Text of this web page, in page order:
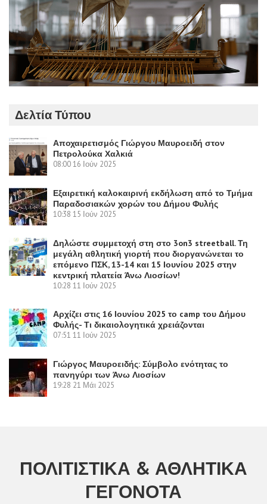
Δελτία Τύπου
Αποχαιρετισμός Γιώργου Μαυροειδή στον
Πετρολούκα Χαλκιά
08:0016 Ιούν 2025
Εξαιρετική καλοκαιρινή εκδήλωση από το Τμήμα
Παραδοσιακών χορών του Δήμου Φυλής
10:38 15 Ιούν 2025
Δηλώστε συμμετοχή στη στο 3on3 streetball. Τη
μεγάλη αθλητική γιορτή που διοργανώνεται το
επόμενο ΠΣΚ, 13-14 και 15 Ιουνίου 2025 στην
κεντρική πλατεία Άνω Λιοσίων!
10:28 11 Ιούν 2025
Αρχίζει στις 16 Ιουνίου 2025 το camp του Δήμου
Φυλής- Τι δικαιολογητικά χρειάζονται
07:51 11 Ιούν 2025
Γιώργος Μαυροειδής: Σύμβολο ενότητας το
πανηγύρι των Άνω Λιοσίων
19:28 21 Μάι 2025
ΠΟΛΙΤΙΣΤΙΚΆ & ΑΘΛΗΤΙΚΆ
ΓΕΓΟΝΌΤΑ